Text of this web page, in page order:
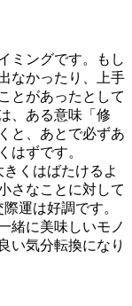
ミングです。もし
なかったり、上手
とがあったとして
、ある意味「修
と、あとで必ずあ
はずです。
くはばたけるよ
さなことに対して
運は好調です。
緒に美味しいモノ
い気分転換になり